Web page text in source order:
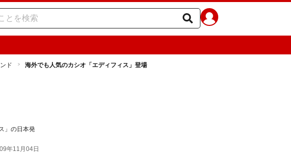
ド 海外でも人気のカシオ「エディフィス」登場
」の日本発
年11月04日